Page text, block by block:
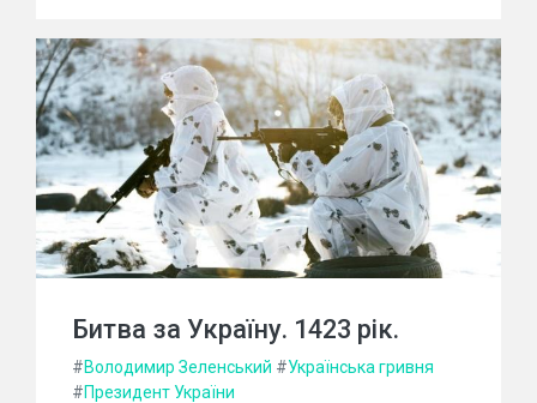
Битва за Україну. 1423 рік.
#Володимир Зеленський #Українська гривня
#Президент України